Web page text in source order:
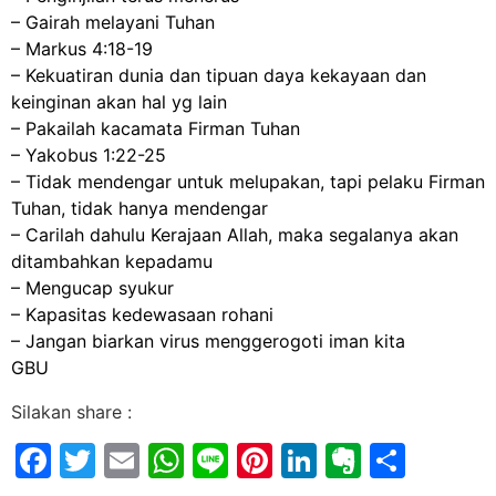
– Gairah melayani Tuhan
– Markus 4:18-19
– Kekuatiran dunia dan tipuan daya kekayaan dan
keinginan akan hal yg lain
– Pakailah kacamata Firman Tuhan
– Yakobus 1:22-25
– Tidak mendengar untuk melupakan, tapi pelaku Firman
Tuhan, tidak hanya mendengar
– Carilah dahulu Kerajaan Allah, maka segalanya akan
ditambahkan kepadamu
– Mengucap syukur
– Kapasitas kedewasaan rohani
– Jangan biarkan virus menggerogoti iman kita
GBU
Silakan share :
Facebook
Twitter
EmailWhatsApp
LinePinterest
LinkedIn